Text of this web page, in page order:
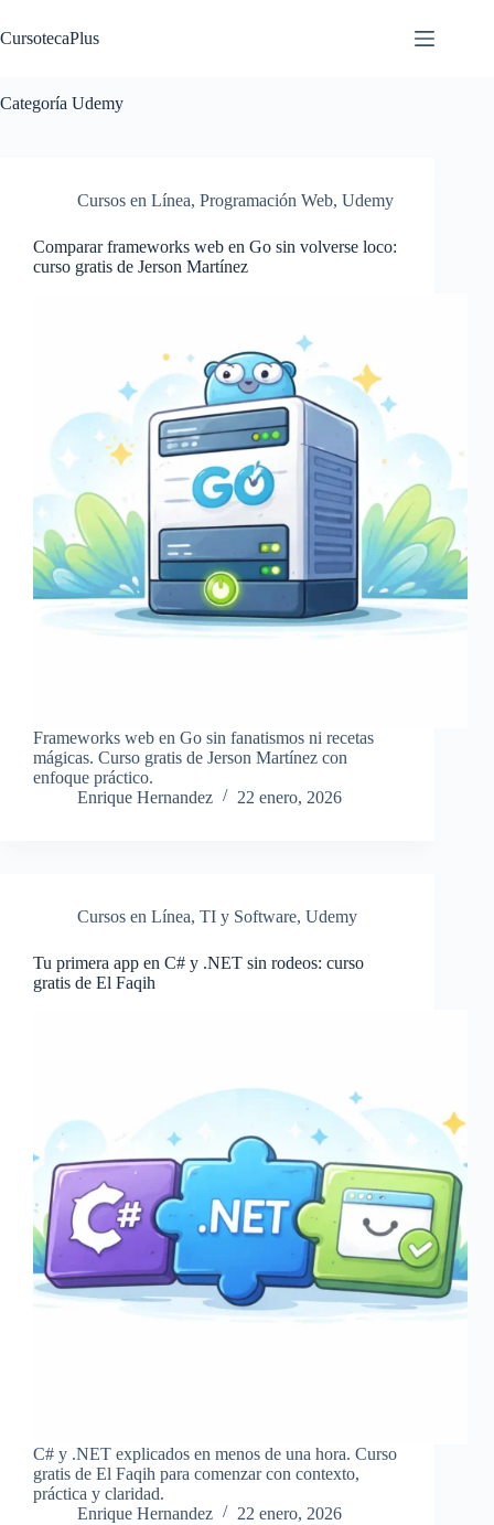
al
contenido
CursotecaPlus
Categoría Udemy
Cursos en Línea, Programación Web, Udemy
Comparar frameworks web en Go sin volverse loco:
curso gratis de Jerson Martínez
Frameworks web en Go sin fanatismos ni recetas
mágicas. Curso gratis de Jerson Martínez con
enfoque práctico.
Enrique Hernandez
22 enero, 2026
Cursos en Línea, TI y Software, Udemy
Tu primera app en C# y .NET sin rodeos: curso
gratis de El Faqih
C# y .NET explicados en menos de una hora. Curso
gratis de El Faqih para comenzar con contexto,
práctica y claridad.
Enrique Hernandez
22 enero, 2026